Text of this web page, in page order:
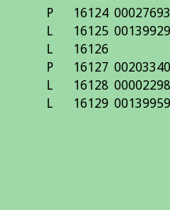
P 16124
L 16125
L
16126
P 16127
L 16128
L 16129